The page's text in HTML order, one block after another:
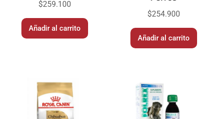
$259.100
Añadir al carrito
$254.900
Añadir al carrito